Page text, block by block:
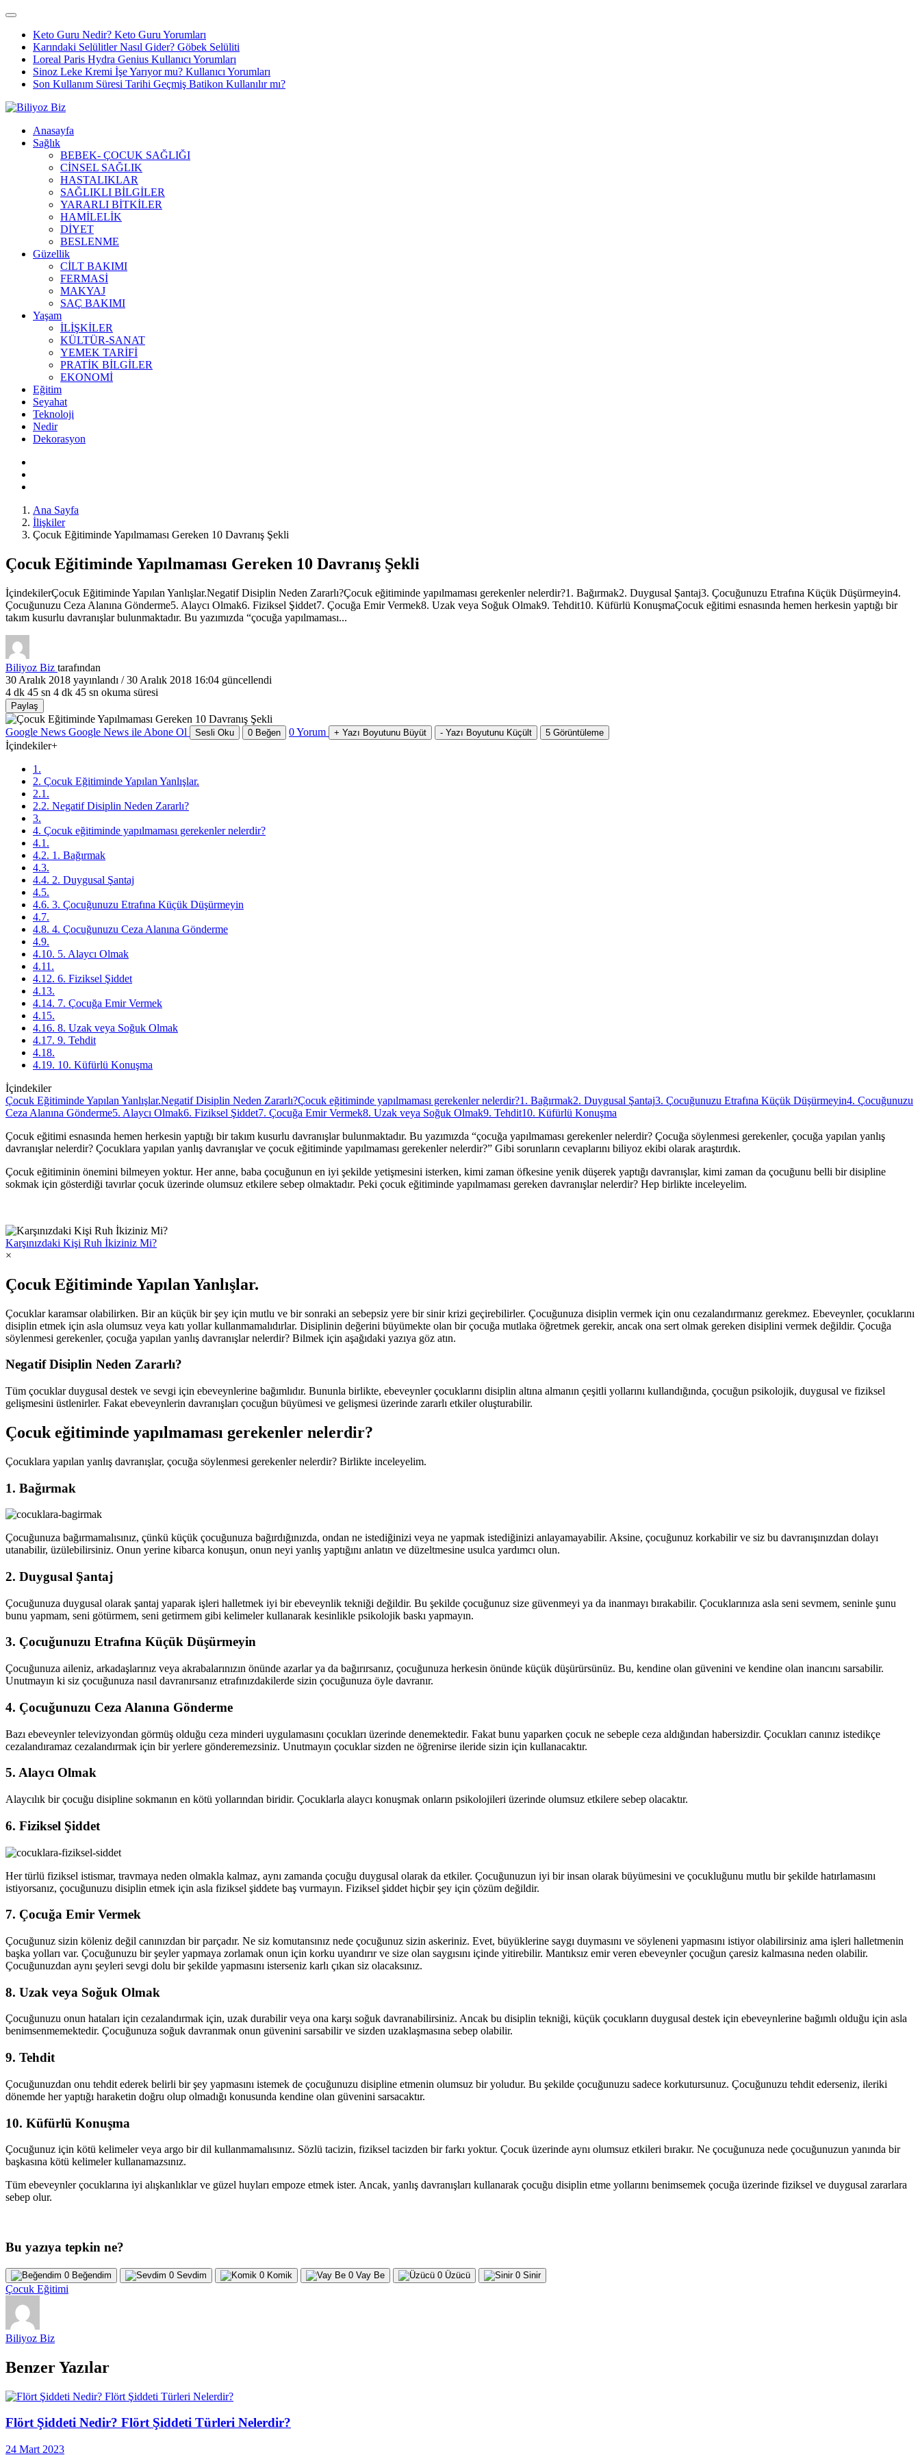
Keto Guru Nedir? Keto Guru Yorumları
Karındaki Selülitler Nasıl Gider? Göbek Selüliti
Loreal Paris Hydra Genius Kullanıcı Yorumları
Sinoz Leke Kremi İşe Yarıyor mu? Kullanıcı Yorumları
Son Kullanım Süresi Tarihi Geçmiş Batikon Kullanılır mı?
Anasayfa
Sağlık
BEBEK- ÇOCUK SAĞLIĞI
CİNSEL SAĞLIK
HASTALIKLAR
SAĞLIKLI BİLGİLER
YARARLI BİTKİLER
HAMİLELİK
DİYET
BESLENME
Güzellik
CİLT BAKIMI
FERMASİ
MAKYAJ
SAÇ BAKIMI
Yaşam
İLİŞKİLER
KÜLTÜR-SANAT
YEMEK TARİFİ
PRATİK BİLGİLER
EKONOMİ
Eğitim
Seyahat
Teknoloji
Nedir
Dekorasyon
Ana Sayfa
İlişkiler
Çocuk Eğitiminde Yapılmaması Gereken 10 Davranış Şekli
Çocuk Eğitiminde Yapılmaması Gereken 10 Davranış Şekli
İçindekilerÇocuk Eğitiminde Yapılan Yanlışlar.Negatif Disiplin Neden Zararlı?Çocuk eğitiminde yapılmaması gerekenler nelerdir?1. Bağırmak2. Duygusal Şantaj3. Çocuğunuzu Etrafına Küçük Düşürmeyin4.
Çocuğunuzu Ceza Alanına Gönderme5. Alaycı Olmak6. Fiziksel Şiddet7. Çocuğa Emir Vermek8. Uzak veya Soğuk Olmak9. Tehdit10. Küfürlü KonuşmaÇocuk eğitimi esnasında hemen herkesin yaptığı bir
takım kusurlu davranışlar bulunmaktadır. Bu yazımızda “çocuğa yapılmaması...
Biliyoz Biz tarafından
30 Aralık 2018 yayınlandı /30 Aralık 2018 16:04 güncellendi
4 dk 45 sn 4 dk 45 sn okuma süresi
Paylaş
Google News Google News ile Abone Ol Sesli Oku 0 Beğen 0Yorum + Yazı Boyutunu Büyüt - Yazı Boyutunu Küçült 5 Görüntüleme
İçindekiler+
1.
2. Çocuk Eğitiminde Yapılan Yanlışlar.
2.1.
2.2. Negatif Disiplin Neden Zararlı?
3.
4. Çocuk eğitiminde yapılmaması gerekenler nelerdir?
4.1.
4.2. 1. Bağırmak
4.3.
4.4. 2. Duygusal Şantaj
4.5.
4.6. 3. Çocuğunuzu Etrafına Küçük Düşürmeyin
4.7.
4.8. 4. Çocuğunuzu Ceza Alanına Gönderme
4.9.
4.10. 5. Alaycı Olmak
4.11.
4.12. 6. Fiziksel Şiddet
4.13.
4.14. 7. Çocuğa Emir Vermek
4.15.
4.16. 8. Uzak veya Soğuk Olmak
4.17. 9. Tehdit
4.18.
4.19. 10. Küfürlü Konuşma
İçindekiler
Çocuk Eğitiminde Yapılan Yanlışlar.Negatif Disiplin Neden Zararlı?Çocuk eğitiminde yapılmaması gerekenler nelerdir?1. Bağırmak2. Duygusal Şantaj3. Çocuğunuzu Etrafına Küçük Düşürmeyin4. Çocuğunuzu
Ceza Alanına Gönderme5. Alaycı Olmak6. Fiziksel Şiddet7. Çocuğa Emir Vermek8. Uzak veya Soğuk Olmak9. Tehdit10. Küfürlü Konuşma
Çocuk eğitimi esnasında hemen herkesin yaptığı bir takım kusurlu davranışlar bulunmaktadır. Bu yazımızda “çocuğa yapılmaması gerekenler nelerdir? Çocuğa söylenmesi gerekenler, çocuğa yapılan yanlış
davranışlar nelerdir? Çocuklara yapılan yanlış davranışlar ve çocuk eğitiminde yapılmaması gerekenler nelerdir?” Gibi sorunların cevaplarını biliyoz ekibi olarak araştırdık.
Çocuk eğitiminin önemini bilmeyen yoktur. Her anne, baba çocuğunun en iyi şekilde yetişmesini isterken, kimi zaman öfkesine yenik düşerek yaptığı davranışlar, kimi zaman da çocuğunu belli bir disipline
sokmak için gösterdiği tavırlar çocuk üzerinde olumsuz etkilere sebep olmaktadır. Peki çocuk eğitiminde yapılmaması gereken davranışlar nelerdir? Hep birlikte inceleyelim.
Karşınızdaki Kişi Ruh İkiziniz Mi?
×
Çocuk Eğitiminde Yapılan Yanlışlar.
Çocuklar karamsar olabilirken. Bir an küçük bir şey için mutlu ve bir sonraki an sebepsiz yere bir sinir krizi geçirebilirler. Çocuğunuza disiplin vermek için onu cezalandırmanız gerekmez. Ebeveynler, çocuklarını
disiplin etmek için asla olumsuz veya katı yollar kullanmamalıdırlar. Disiplinin değerini büyümekte olan bir çocuğa mutlaka öğretmek gerekir, ancak ona sert olmak gereken disiplini vermek değildir. Çocuğa
söylenmesi gerekenler, çocuğa yapılan yanlış davranışlar nelerdir? Bilmek için aşağıdaki yazıya göz atın.
Negatif Disiplin Neden Zararlı?
Tüm çocuklar duygusal destek ve sevgi için ebeveynlerine bağımlıdır. Bununla birlikte, ebeveynler çocuklarını disiplin altına almanın çeşitli yollarını kullandığında, çocuğun psikolojik, duygusal ve fiziksel
gelişmesini üstlenirler. Fakat ebeveynlerin davranışları çocuğun büyümesi ve gelişmesi üzerinde zararlı etkiler oluşturabilir.
Çocuk eğitiminde yapılmaması gerekenler nelerdir?
Çocuklara yapılan yanlış davranışlar, çocuğa söylenmesi gerekenler nelerdir? Birlikte inceleyelim.
1. Bağırmak
Çocuğunuza bağırmamalısınız, çünkü küçük çocuğunuza bağırdığınızda, ondan ne istediğinizi veya ne yapmak istediğinizi anlayamayabilir. Aksine, çocuğunuz korkabilir ve siz bu davranışınızdan dolayı
utanabilir, üzülebilirsiniz. Onun yerine kibarca konuşun, onun neyi yanlış yaptığını anlatın ve düzeltmesine usulca yardımcı olun.
2. Duygusal Şantaj
Çocuğunuza duygusal olarak şantaj yaparak işleri halletmek iyi bir ebeveynlik tekniği değildir. Bu şekilde çocuğunuz size güvenmeyi ya da inanmayı bırakabilir. Çocuklarınıza asla seni sevmem, seninle şunu
bunu yapmam, seni götürmem, seni getirmem gibi kelimeler kullanarak kesinlikle psikolojik baskı yapmayın.
3. Çocuğunuzu Etrafına Küçük Düşürmeyin
Çocuğunuza aileniz, arkadaşlarınız veya akrabalarınızın önünde azarlar ya da bağırırsanız, çocuğunuza herkesin önünde küçük düşürürsünüz. Bu, kendine olan güvenini ve kendine olan inancını sarsabilir.
Unutmayın ki siz çocuğunuza nasıl davranırsanız etrafınızdakilerde sizin çocuğunuza öyle davranır.
4. Çocuğunuzu Ceza Alanına Gönderme
Bazı ebeveynler televizyondan görmüş olduğu ceza minderi uygulamasını çocukları üzerinde denemektedir. Fakat bunu yaparken çocuk ne sebeple ceza aldığından habersizdir. Çocukları canınız istedikçe
cezalandıramaz cezalandırmak için bir yerlere gönderemezsiniz. Unutmayın çocuklar sizden ne öğrenirse ileride sizin için kullanacaktır.
5. Alaycı Olmak
Alaycılık bir çocuğu disipline sokmanın en kötü yollarından biridir. Çocuklarla alaycı konuşmak onların psikolojileri üzerinde olumsuz etkilere sebep olacaktır.
6. Fiziksel Şiddet
Her türlü fiziksel istismar, travmaya neden olmakla kalmaz, aynı zamanda çocuğu duygusal olarak da etkiler. Çocuğunuzun iyi bir insan olarak büyümesini ve çocukluğunu mutlu bir şekilde hatırlamasını
istiyorsanız, çocuğunuzu disiplin etmek için asla fiziksel şiddete baş vurmayın. Fiziksel şiddet hiçbir şey için çözüm değildir.
7. Çocuğa Emir Vermek
Çocuğunuz sizin köleniz değil canınızdan bir parçadır. Ne siz komutansınız nede çocuğunuz sizin askeriniz. Evet, büyüklerine saygı duymasını ve söyleneni yapmasını istiyor olabilirsiniz ama işleri halletmenin
başka yolları var. Çocuğunuzu bir şeyler yapmaya zorlamak onun için korku uyandırır ve size olan saygısını içinde yitirebilir. Mantıksız emir veren ebeveynler çocuğun çaresiz kalmasına neden olabilir.
Çocuğunuzdan aynı şeyleri sevgi dolu bir şekilde yapmasını isterseniz karlı çıkan siz olacaksınız.
8. Uzak veya Soğuk Olmak
Çocuğunuzu onun hataları için cezalandırmak için, uzak durabilir veya ona karşı soğuk davranabilirsiniz. Ancak bu disiplin tekniği, küçük çocukların duygusal destek için ebeveynlerine bağımlı olduğu için asla
benimsenmemektedir. Çocuğunuza soğuk davranmak onun güvenini sarsabilir ve sizden uzaklaşmasına sebep olabilir.
9. Tehdit
Çocuğunuzdan onu tehdit ederek belirli bir şey yapmasını istemek de çocuğunuzu disipline etmenin olumsuz bir yoludur. Bu şekilde çocuğunuzu sadece korkutursunuz. Çocuğunuzu tehdit ederseniz, ileriki
dönemde her yaptığı haraketin doğru olup olmadığı konusunda kendine olan güvenini sarsacaktır.
10. Küfürlü Konuşma
Çocuğunuz için kötü kelimeler veya argo bir dil kullanmamalısınız. Sözlü tacizin, fiziksel tacizden bir farkı yoktur. Çocuk üzerinde aynı olumsuz etkileri bırakır. Ne çocuğunuza nede çocuğunuzun yanında bir
başkasına kötü kelimeler kullanamazsınız.
Tüm ebeveynler çocuklarına iyi alışkanlıklar ve güzel huyları empoze etmek ister. Ancak, yanlış davranışları kullanarak çocuğu disiplin etme yollarını benimsemek çocuğa üzerinde fiziksel ve duygusal zararlara
sebep olur.
Bu yazıya tepkin ne?
0 Beğendim 0 Sevdim 0 Komik 0 Vay Be 0 Üzücü 0 Sinir
Çocuk Eğitimi
Biliyoz Biz
Benzer Yazılar
Flört Şiddeti Nedir? Flört Şiddeti Türleri Nelerdir?
24 Mart 2023